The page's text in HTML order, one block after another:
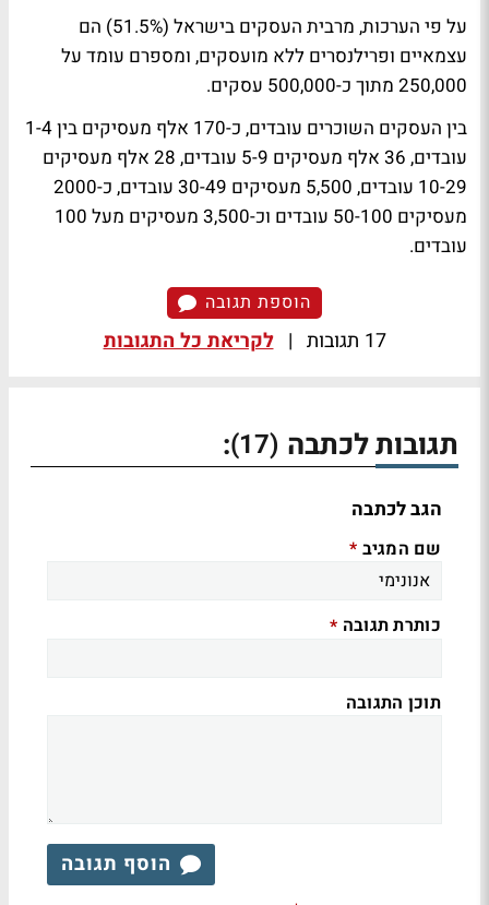
על פי הערכות, מרבית העסקים בישראל (51.5%) הם
עצמאיים ופרילנסרים ללא מועסקים, ומספרם עומד על
250,000 מתוך כ-500,000 עסקים.
בין העסקים השוכרים עובדים, כ-170 אלף מעסיקים בין 1-4
עובדים, 36 אלף מעסיקים 5-9 עובדים, 28 אלף מעסיקים
10-29 עובדים, 5,500 מעסיקים 30-49 עובדים, כ-2000
מעסיקים 50-100 עובדים וכ-3,500 מעסיקים מעל 100
עובדים.
הוספת תגובה
17 תגובות | לקריאת כל התגובות
תגובות לכתבה (17)
:
הגב לכתבה
שם המגיב *
כותרת תגובה *
תוכן התגובה
הוסף תגובה